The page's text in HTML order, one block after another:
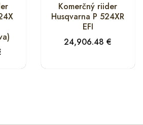
Komerčný riider
Husqvarna P 524XR
EFI
24,906.48€